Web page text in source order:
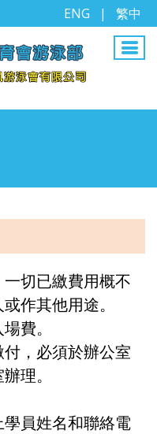
ENG | 繁中
切已繳費用概不
作其他用途。
費。
，必須於辦公室
理。
員姓名和聯絡電